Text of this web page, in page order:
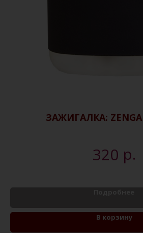
ЗАЖИГАЛКА:
320 р.
В корзину